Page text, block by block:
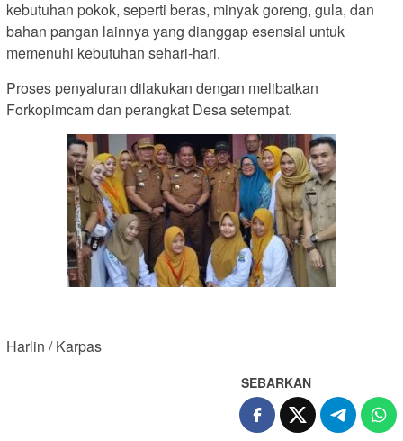
kebutuhan pokok, seperti beras, minyak goreng, gula, dan
bahan pangan lainnya yang dianggap esensial untuk
memenuhi kebutuhan sehari-hari.
Proses penyaluran dilakukan dengan melibatkan
Forkopimcam dan perangkat Desa setempat.
Harlin / Karpas
SEBARKAN